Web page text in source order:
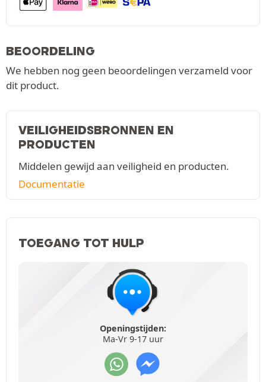
BEOORDELING
We hebben nog geen beoordelingen verzameld voor
dit product.
VEILIGHEIDSBRONNEN EN
PRODUCTEN
Middelen gewijd aan veiligheid en producten.
Documentatie
TOEGANG TOT HULP
Openingstijden:
Ma-Vr 9-17 uur